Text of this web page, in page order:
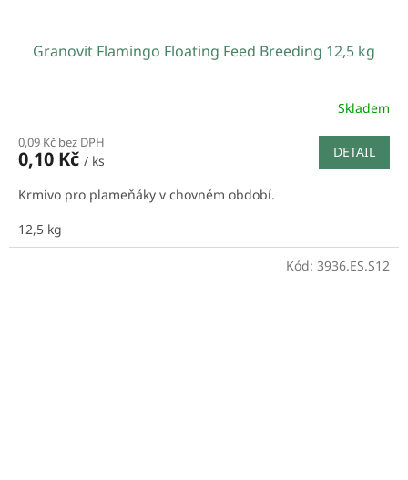
Granovit Flamingo Floating Feed Breeding 12,5 kg
Skladem
0,09 Kč bez DPH
0,10 Kč / ks
DETAIL
Krmivo pro plameňáky v chovném období.
12,5 kg
Kód: 3936.ES.S12